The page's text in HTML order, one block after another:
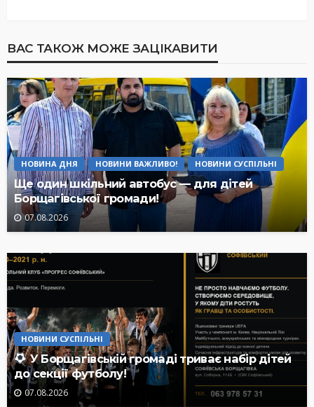
ВАС ТАКОЖ МОЖЕ ЗАЦІКАВИТИ
НОВИНА ДНЯ НОВИНИ ВАЖЛИВО! НОВИНИ СУСПІЛЬНІ
Ще один шкільний автобус — для дітей
Борщагівської громади!
07.08.2026
НОВИНИ СУСПІЛЬНІ
У Борщагівській громаді триває набір дітей
до секції футболу!
07.08.2026